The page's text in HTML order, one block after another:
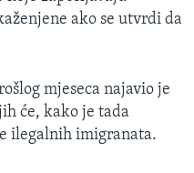
ako se utvrdi da
mjeseca najavio je
će, kako je tada
ilegalnih imigranata.